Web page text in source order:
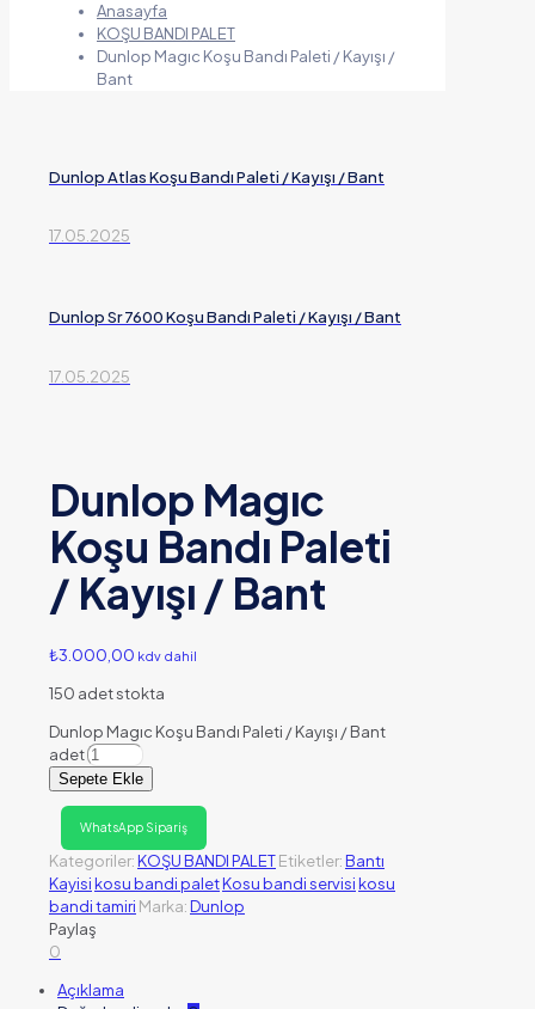
Anasayfa
KOŞU BANDI PALET
Dunlop Magıc Koşu Bandı Paleti / Kayışı /
Bant
Dunlop Atlas Koşu Bandı Paleti / Kayışı / Bant
17.05.2025
Dunlop Sr 7600 Koşu Bandı Paleti / Kayışı / Bant
17.05.2025
Dunlop Magıc
Koşu Bandı Paleti
/ Kayışı / Bant
₺3.000,00 kdv dahil
150 adet stokta
Dunlop Magıc Koşu Bandı Paleti / Kayışı / Bant
adet
Sepete Ekle
WhatsApp Sipariş
Kategoriler:KOŞU BANDI PALETEtiketler:Bantı
Kayisikosu bandi paletKosu bandi servisikosu
bandi tamiri Marka:Dunlop
Paylaş
0
Açıklama